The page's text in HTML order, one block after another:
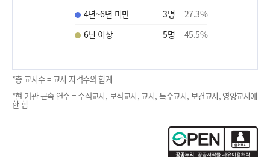
4년~6년 미만
3명 27.3%
6년 이상
5명 45.5%
*총 교사수 = 교사 자격수의 합계
*현 기관 근속 연수 = 수석교사, 보직교사, 교사, 특수교사, 보건교사, 영양교사에
한 함